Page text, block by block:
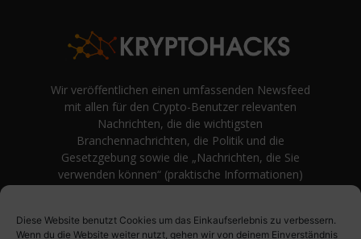
Diese Website benutzt Cookies um das Einkaufserlebnis zu verbessern.
Wenn du die Website weiter nutzt, gehen wir von deinem Einverständnis
Wir veröffentlichen einen umfassenden Newsfeed
mit allen für den Crypto-Benutzer relevanten
Nachrichten, die die wichtigsten
Branchennachrichten, die Politik und die
Gesetzgebung sowie die „Nachrichten, die Sie
verwenden können“ (praktische Informationen)
Meinungen rund um Kryptowährung. Einfache